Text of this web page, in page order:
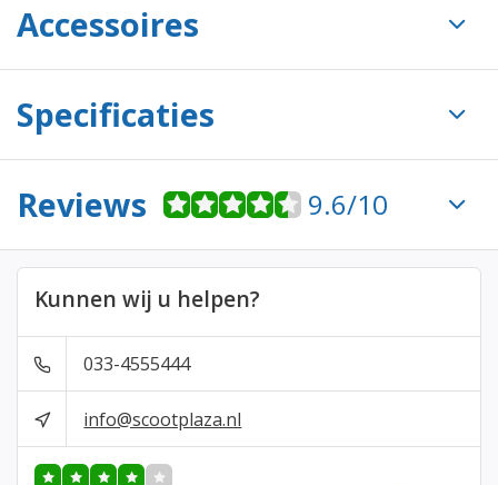
Accessoires
Specificaties
Reviews 9.6/10
Kunnen wij u helpen?
033-4555444
info@scootplaza.nl